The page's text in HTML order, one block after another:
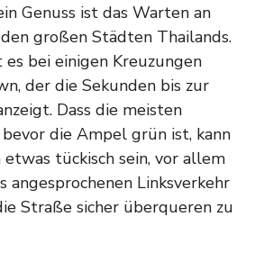
Genuss ist das Warten an
großen Städten Thailands.
bei einigen Kreuzungen
der die Sekunden bis zur
Dass die meisten
die Ampel grün ist, kann
etwas tückisch sein, vor allem
angesprochenen Linksverkehr
Straße sicher überqueren zu